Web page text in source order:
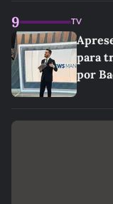
9 TV
para
por